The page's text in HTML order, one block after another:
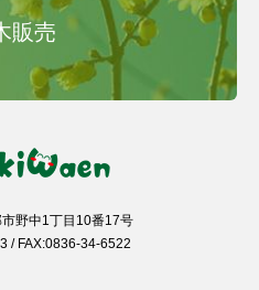
販売
野中1丁目10番17号
/ FAX:0836-34-6522